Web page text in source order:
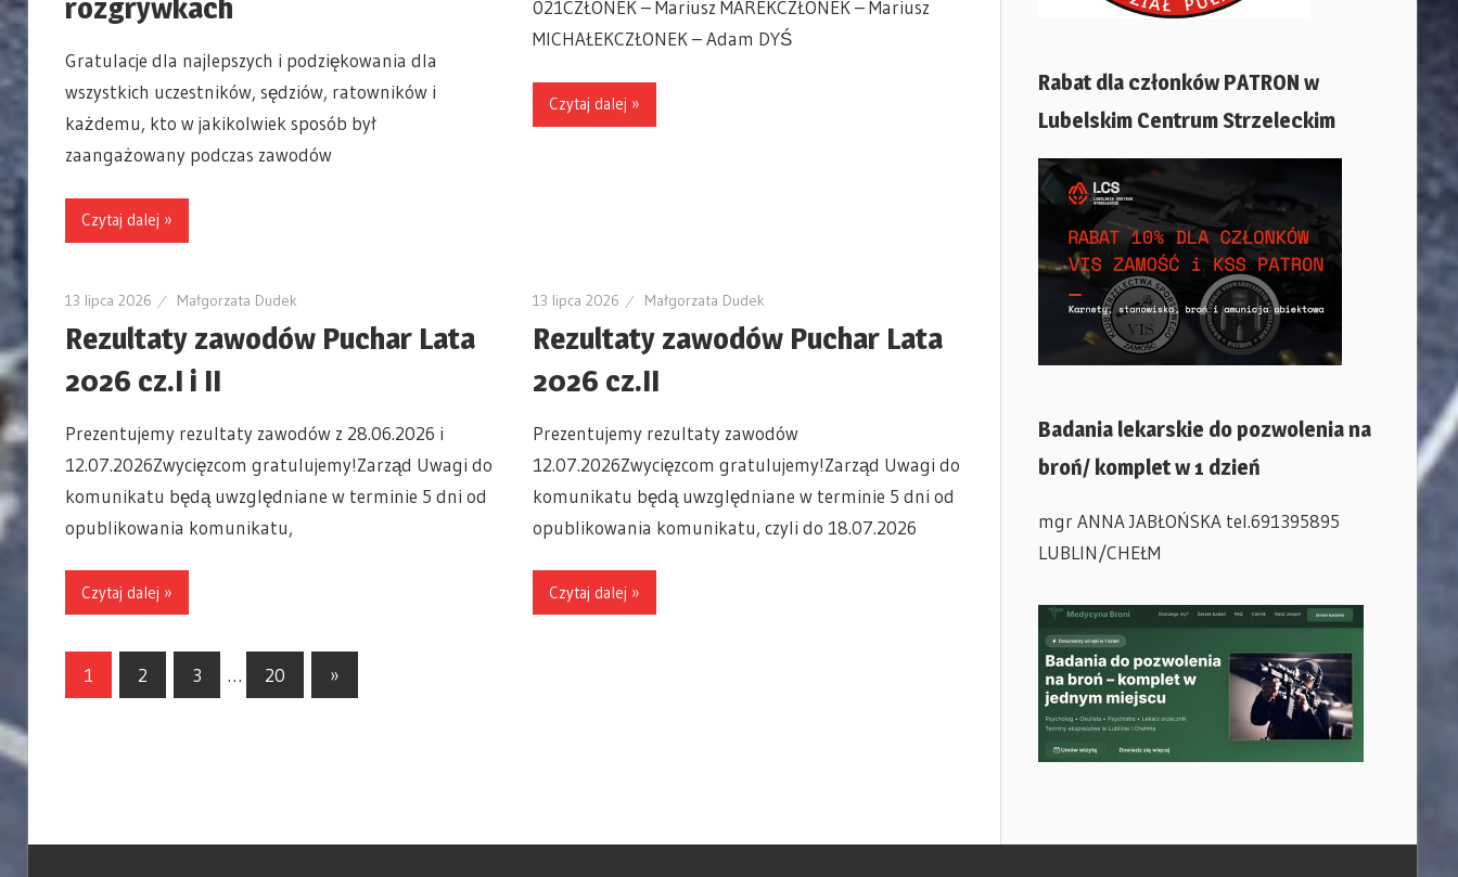
rozgrywkach
Gratulacje dla najlepszych i podziękowania dla
wszystkich uczestników, sędziów, ratowników i
każdemu, kto w jakikolwiek sposób był
zaangażowany podczas zawodów
Czytaj dalej »
021CZŁONEK – Mariusz MAREKCZŁONEK – Mariusz
MICHAŁEKCZŁONEK – Adam DYŚ
Czytaj dalej »
13 lipca 2026 Małgorzata Dudek
Rezultaty zawodów Puchar Lata
2026 cz.I i II
Prezentujemy rezultaty zawodów z 28.06.2026 i
12.07.2026Zwycięzcom gratulujemy!Zarząd Uwagi do
komunikatu będą uwzględniane w terminie 5 dni od
opublikowania komunikatu,
Czytaj dalej »
13 lipca 2026 Małgorzata Dudek
Rezultaty zawodów Puchar Lata
2026 cz.II
Prezentujemy rezultaty zawodów
12.07.2026Zwycięzcom gratulujemy!Zarząd Uwagi do
komunikatu będą uwzględniane w terminie 5 dni od
opublikowania komunikatu, czyli do 18.07.2026
Czytaj dalej »
Nawigacja
1 2 3 … 20
Next
»
Rabat dla członków PATRON w
Lubelskim Centrum Strzeleckim
Badania lekarskie do pozwolenia na
broń/ komplet w 1 dzień
mgr ANNA JABŁOŃSKA tel.691395895
LUBLIN/CHEŁM